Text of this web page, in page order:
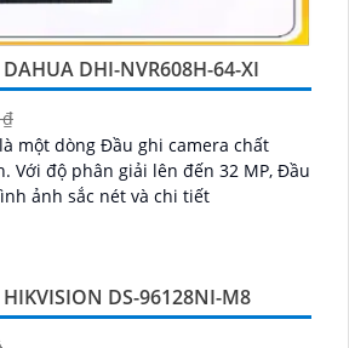
DHI-NVR608H-64-XI
₫
là một dòng Đầu ghi camera chất
ảnh sắc nét và chi tiết
DS-96128NI-M8